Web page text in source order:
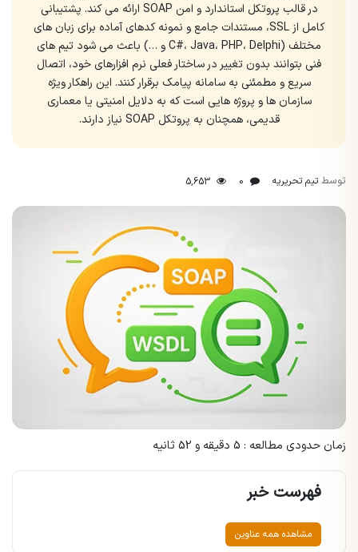
در قالب پروتکل استاندارد و امن SOAP ارائه می کند. پشتیبانی
کامل از SSL، مستندات جامع و نمونه کدهای آماده برای زبان های
مختلف (C#‎، Java، PHP، Delphi و …) باعث می شود تیم های
فنی بتوانند بدون تغییر در ساختار فعلی نرم افزارهای خود، اتصال
سریع و مطمئنی به سامانه پیامک برقرار کنند. این راهکار ویژه
سازمان ها و پروژه هایی است که به دلایل امنیتی یا معماری
قدیمی، همچنان به پروتکل SOAP نیاز دارند.
توسطتیم تحریریه 0
5,653
زمان حدودی مطالعه : 5 دقیقه و 52 ثانیه
فهرست خبر
مشاهده همه عناوین